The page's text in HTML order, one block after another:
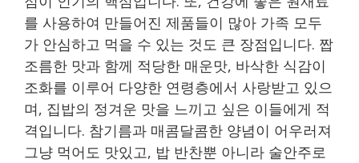
를 사용하여 만들어진 제품들이 많아 가족 모두
가 안심하고 먹을 수 있는 것도 큰 장점입니다. 짭
조름한 맛과 함께 적당한 매운맛, 바삭한 식감이
조화를 이루어 다양한 연령층에서 사랑받고 있으
며, 집밥의 정겨운 맛을 느끼고 싶은 이들에게 적
격입니다. 참기름과 매콤달콤한 양념이 어우러져
그냥 먹어도 맛있고, 밥 반찬뿐 아니라 술안주로